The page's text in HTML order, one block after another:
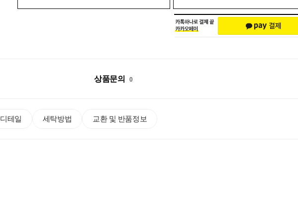
상품문의 0
디테일 세탁방법 교환 및 반품정보